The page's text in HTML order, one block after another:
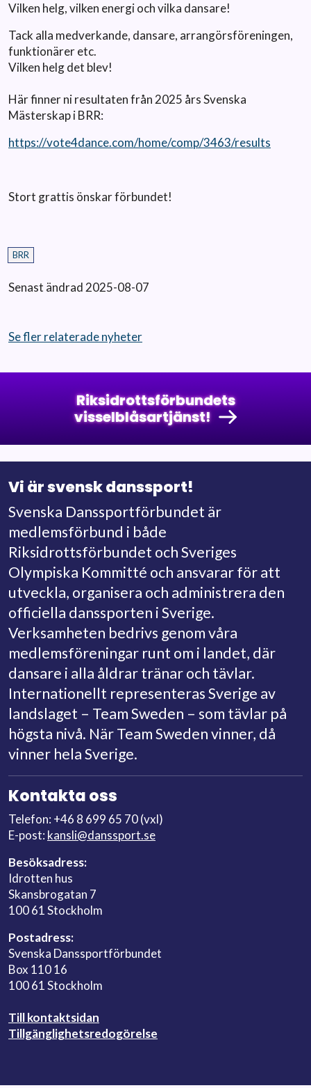
Vilken helg, vilken energi och vilka dansare!
Tack alla medverkande, dansare, arrangörsföreningen,
funktionärer etc.
Vilken helg det blev!
Här finner ni resultaten från 2025 års Svenska
Mästerskap i BRR:
https://vote4dance.com/home/comp/3463/results
Stort grattis önskar förbundet!
BRR
Senast ändrad 2025-08-07
Se fler relaterade nyheter
Riksidrottsförbundets
visselblåsartjänst!
Vi är svensk danssport!
Svenska Danssportförbundet är
medlemsförbund i både
Riksidrottsförbundet och Sveriges
Olympiska Kommitté och ansvarar för att
utveckla, organisera och administrera den
officiella danssporten i Sverige.
Verksamheten bedrivs genom våra
medlemsföreningar runt om i landet, där
dansare i alla åldrar tränar och tävlar.
Internationellt representeras Sverige av
landslaget – Team Sweden – som tävlar på
högsta nivå. När Team Sweden vinner, då
vinner hela Sverige.
Kontakta oss
Telefon: +46 8 699 65 70 (vxl)
E-post: kansli@danssport.se
Besöksadress:
Idrotten hus
Skansbrogatan 7
100 61 Stockholm
Postadress:
Svenska Danssportförbundet
Box 110 16
100 61 Stockholm
Till kontaktsidan
Tillgänglighetsredogörelse